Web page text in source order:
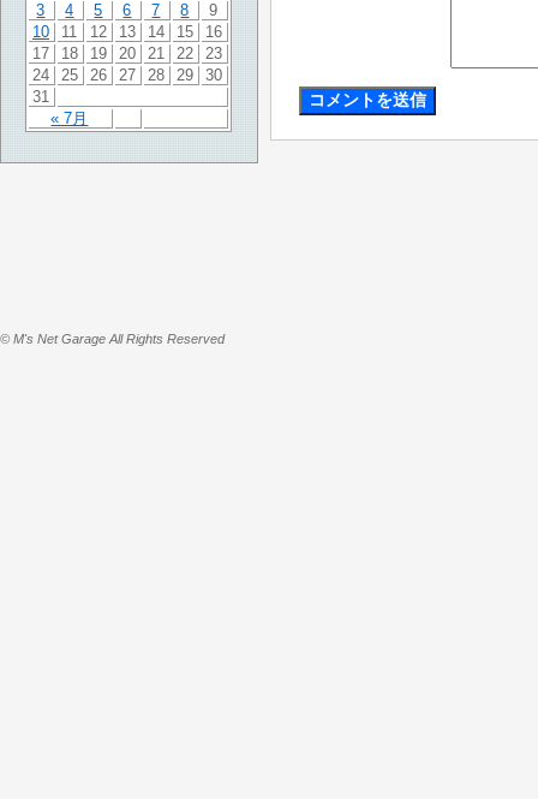
« 7月
3
4 5 6 7 8
9
10
11 12 13 14 15
16
17
18 19 20 21 22
23
24
25 26 27 28 29
30
31
© M's Net Garage All Rights Reserved